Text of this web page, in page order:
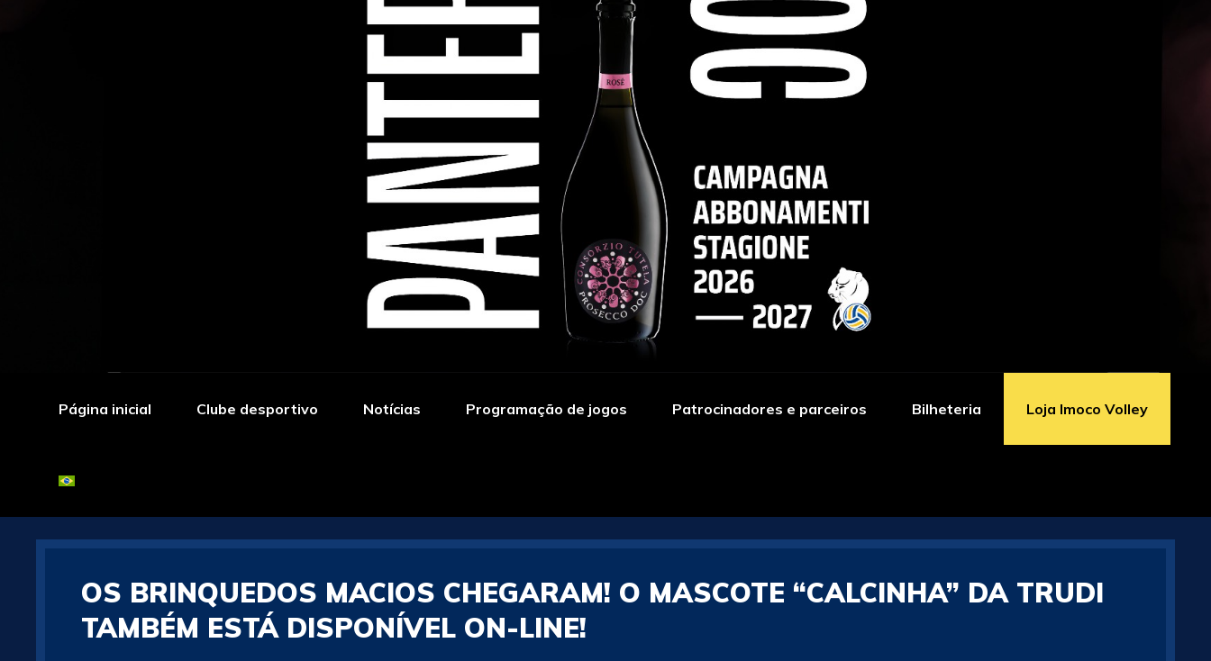
Página inicial Clube desportivo Notícias Programação de jogos Patrocinadores e parceiros Bilheteria Loja Imoco Volley
OS BRINQUEDOS MACIOS CHEGARAM! O MASCOTE “CALCINHA” DA TRUDI
TAMBÉM ESTÁ DISPONÍVEL ON-LINE!